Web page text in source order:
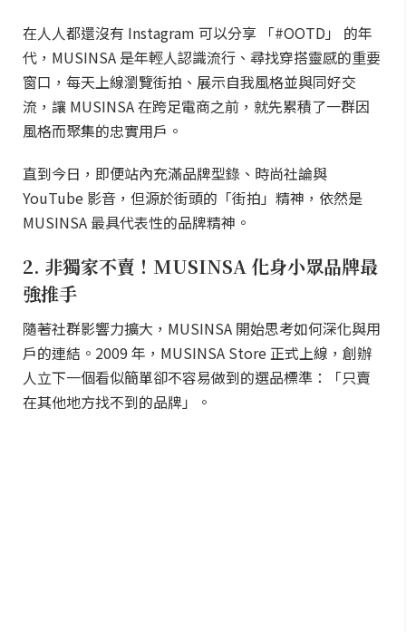
在人人都還沒有 Instagram 可以分享 「#OOTD」 的年
代，MUSINSA 是年輕人認識流行、尋找穿搭靈感的重要
窗口，每天上線瀏覽街拍、展示自我風格並與同好交
流，讓 MUSINSA 在跨足電商之前，就先累積了一群因
風格而聚集的忠實用戶。
直到今日，即便站內充滿品牌型錄、時尚社論與
YouTube 影音，但源於街頭的「街拍」精神，依然是
MUSINSA 最具代表性的品牌精神。
2. 非獨家不賣！MUSINSA 化身小眾品牌最
強推手
隨著社群影響力擴大，MUSINSA 開始思考如何深化與用
戶的連結。2009 年，MUSINSA Store 正式上線，創辦
人立下一個看似簡單卻不容易做到的選品標準：「只賣
在其他地方找不到的品牌」。